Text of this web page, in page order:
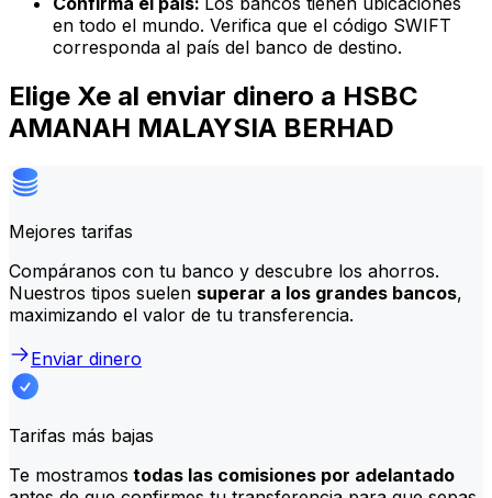
en todo el mundo. Verifica que el código SWIFT
corresponda al país del banco de destino.
Elige Xe al enviar dinero a HSBC
AMANAH MALAYSIA BERHAD
Mejores tarifas
Compáranos con tu banco y descubre los ahorros.
Nuestros tipos suelen superar a los grandes bancos,
maximizando el valor de tu transferencia.
Enviar dinero
Tarifas más bajas
Te mostramos todas las comisiones por adelantado